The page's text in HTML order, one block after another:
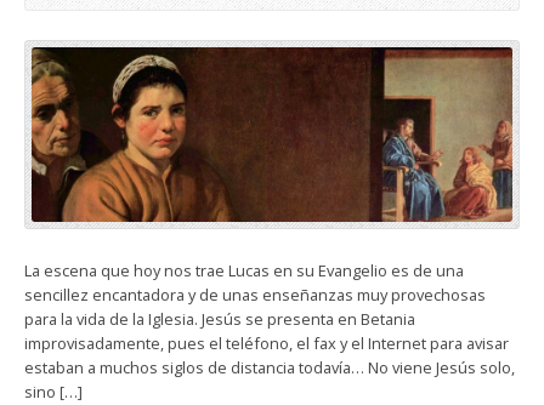
La escena que hoy nos trae Lucas en su Evangelio es de una
sencillez encantadora y de unas enseñanzas muy provechosas
para la vida de la Iglesia. Jesús se presenta en Betania
improvisadamente, pues el teléfono, el fax y el Internet para avisar
estaban a muchos siglos de distancia todavía… No viene Jesús solo,
sino […]